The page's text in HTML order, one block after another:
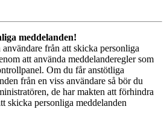
meddelanden!
från att skicka personliga
att använda meddelanderegler som
Om du får anstötliga
från en viss användare så bör du
de har makten att förhindra
skicka personliga meddelanden